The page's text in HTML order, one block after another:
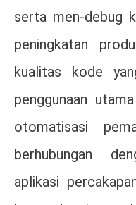
serta men-debug
peningkatan
kualitas kode
penggunaan
otomatisasi
berhubungan
aplikasi